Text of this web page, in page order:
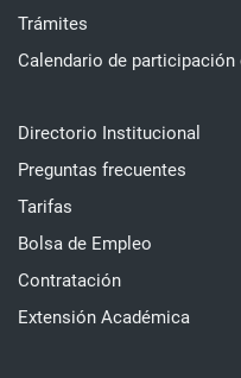
Trámites
Calendario de participación
Directorio Institucional
Preguntas frecuentes
Tarifas
Bolsa de Empleo
Contratación
Extensión Académica